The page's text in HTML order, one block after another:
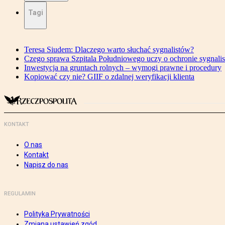
Tagi
Teresa Siudem: Dlaczego warto słuchać sygnalistów?
Czego sprawa Szpitala Południowego uczy o ochronie
Inwestycja na gruntach rolnych – wymogi prawne i procedury
Kopiować czy nie? GIIF o zdalnej weryfikacji klienta
KONTAKT
O nas
Kontakt
Napisz do nas
REGULAMIN
Polityka Prywatności